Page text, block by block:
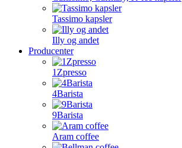
Tassimo kapsler
Illy og andet
Producenter
1Zpresso
4Barista
9Barista
Aram coffee